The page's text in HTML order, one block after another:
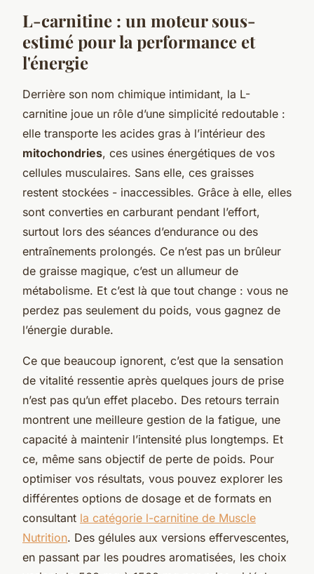
L-carnitine : un moteur sous-
estimé pour la performance et
l'énergie
Derrière son nom chimique intimidant, la L-
carnitine joue un rôle d’une simplicité redoutable :
elle transporte les acides gras à l’intérieur des
mitochondries, ces usines énergétiques de vos
cellules musculaires. Sans elle, ces graisses
restent stockées - inaccessibles. Grâce à elle, elles
sont converties en carburant pendant l’effort,
surtout lors des séances d’endurance ou des
entraînements prolongés. Ce n’est pas un brûleur
de graisse magique, c’est un allumeur de
métabolisme. Et c’est là que tout change : vous ne
perdez pas seulement du poids, vous gagnez de
l’énergie durable.
Ce que beaucoup ignorent, c’est que la sensation
de vitalité ressentie après quelques jours de prise
n’est pas qu’un effet placebo. Des retours terrain
montrent une meilleure gestion de la fatigue, une
capacité à maintenir l’intensité plus longtemps. Et
ce, même sans objectif de perte de poids. Pour
optimiser vos résultats, vous pouvez explorer les
différentes options de dosage et de formats en
consultant la catégorie l-carnitine de Muscle
Nutrition. Des gélules aux versions effervescentes,
en passant par les poudres aromatisées, les choix